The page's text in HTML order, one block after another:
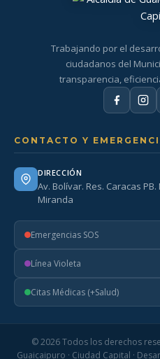
Trabajando por el
ciudadanos del
transparencia,
CONTACTO Y
DIRECCIÓN
Av. Bolívar. Res. Caracas
Miranda
Emergencias SOS
Línea Violeta
Citas Médicas (+Salud)
© 2026 Todos los derechos
Guaicaipuro · Ciudad Capital ·